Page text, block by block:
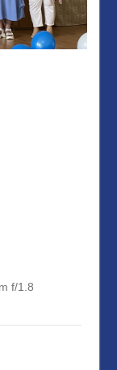
f/1.8